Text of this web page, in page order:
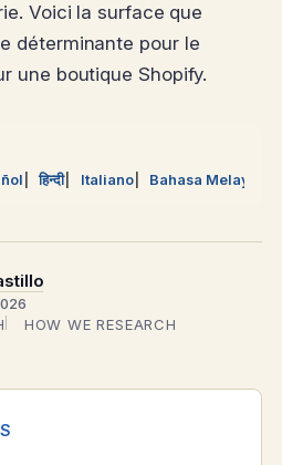
Voici la surface que
déterminante pour le
une boutique Shopify.
हिन्दी Italiano Bahasa Melayu
HOW WE RESEARCH